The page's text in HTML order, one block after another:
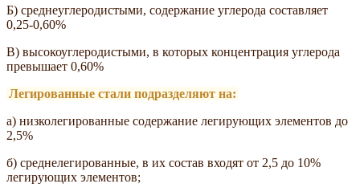
Б) среднеуглеродистыми, содержание углерода составляет
0,25-0,60%
B) высокоуглеродистыми, в которых концентрация углерода
превышает 0,60%
Легированные стали подразделяют на:
а) низколегированные содержание легирующих элементов до
2,5%
б) среднелегированные, в их состав входят от 2,5 до 10%
легирующих элементов;